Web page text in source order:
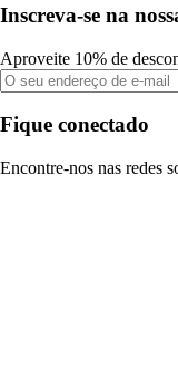
Inscreva-se na
Aproveite 10% de
Fique conectado
Encontre-nos nas redes